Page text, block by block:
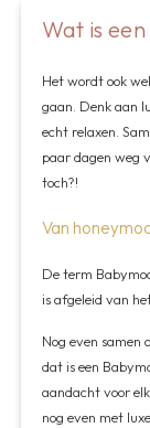
Wat is
Het wordt ook
gaan. Denk aan
echt relaxen.
paar dagen weg
toch?!
Van
De term
is afgeleid van
Nog even samen
dat is een
aandacht voor
nog even met